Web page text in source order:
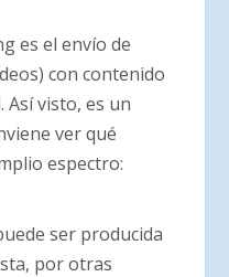
es el envío de
con contenido
Así visto, es un
ver qué
espectro:
ser producida
por otras